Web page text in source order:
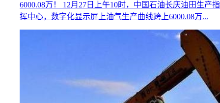
6000.08万！ 12月27日上午10时，中国石油长庆油田生产指
挥中心，数字化显示屏上油气生产曲线跨上6000.08万...